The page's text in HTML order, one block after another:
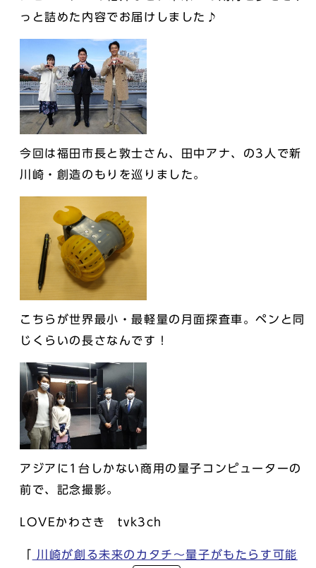
っと詰めた内容でお届けしました♪
今回は福田市長と敦士さん、田中アナ、の3人で新
川崎・創造のもりを巡りました。
こちらが世界最小・最軽量の月面探査車。ペンと同
じくらいの長さなんです！
アジアに1台しかない商用の量子コンピューターの
前で、記念撮影。
LOVEかわさき tvk3ch
「 川崎が創る未来のカタチ～量子がもたらす可能